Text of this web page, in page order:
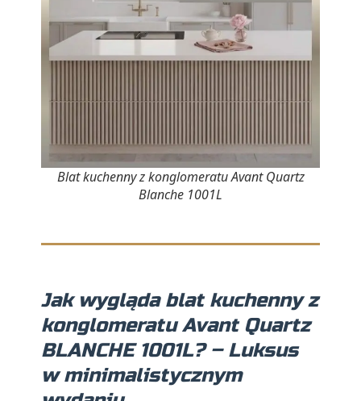
Blat kuchenny z konglomeratu Avant Quartz
Blanche 1001L
Jak wygląda blat kuchenny z
konglomeratu Avant Quartz
BLANCHE 1001L? – Luksus
w minimalistycznym